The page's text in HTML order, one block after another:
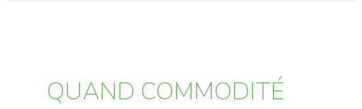
QUAND COMMODITÉ